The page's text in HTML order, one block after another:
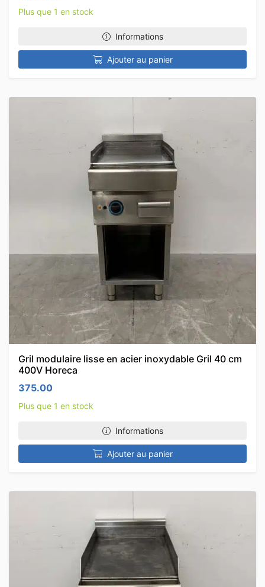
Plus que 1 en stock
Informations
Ajouter au panier
Gril modulaire lisse en acier inoxydable Gril 40 cm
400V Horeca
375.00
Plus que 1 en stock
Informations
Ajouter au panier